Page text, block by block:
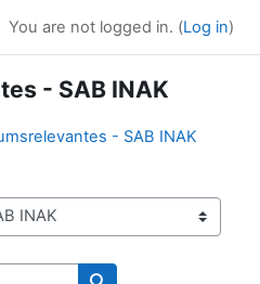
You are not logged in. (Log in)
- SAB INAK
- SAB INAK